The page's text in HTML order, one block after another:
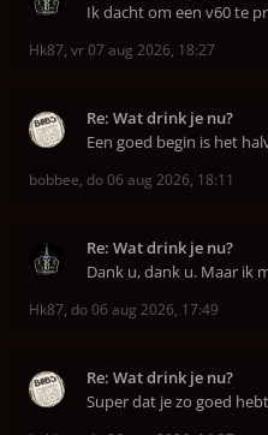
Ik dacht om een v60 te
Hk87, vr 07 aug 2026, 18:27
Re: Wat drink je nu?
Een goed begin is het
bobbee, do 06 aug 2026, 18:11
Re: Wat drink je nu?
Dank u, dank u. Maar ik
Hk87, do 06 aug 2026, 17:49
Re: Wat drink je nu?
Super dat je zo goed